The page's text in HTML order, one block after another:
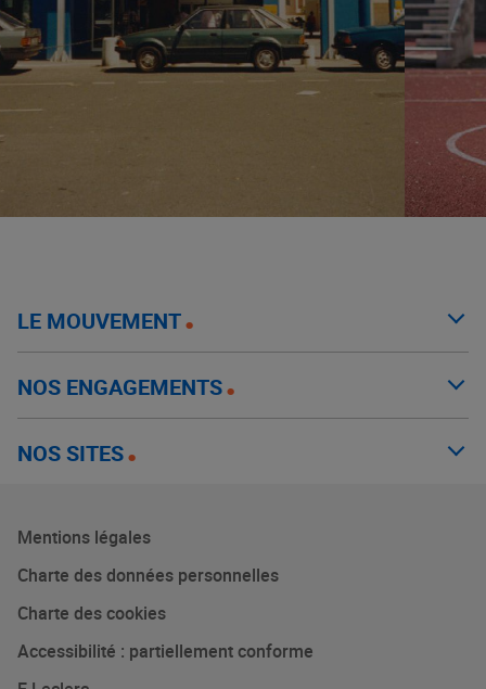
LE MOUVEMENT
NOS ENGAGEMENTS
NOS SITES
Mentions légales
Charte des données personnelles
Charte des cookies
Accessibilité : partiellement conforme